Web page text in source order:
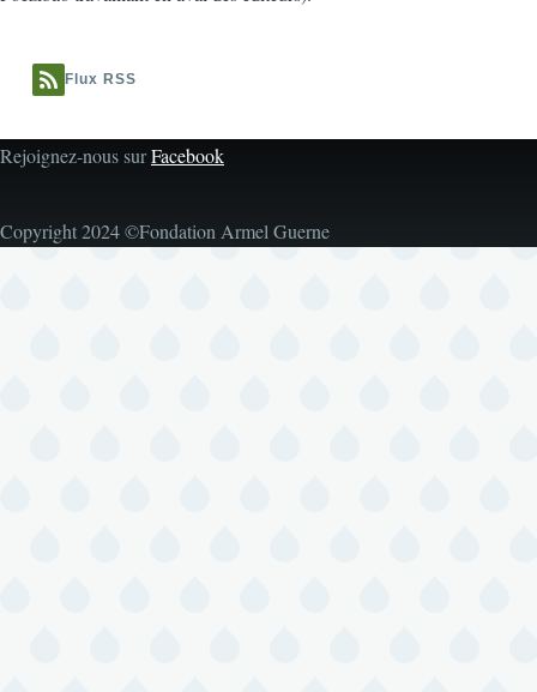
Flux RSS
Rejoignez-nous surFacebook
Copyright 2024 ©Fondation Armel Guerne